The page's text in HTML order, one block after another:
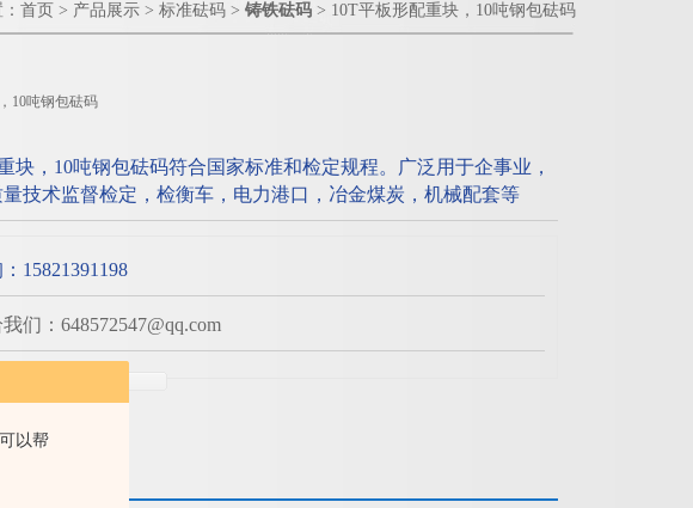
以帮
首页 > 产品展示 > 标准砝码 > 铸铁砝码 > 10T平板形配重块，10吨钢包砝码
10吨钢包砝码
块，10吨钢包砝码符合国家标准和检定规程。广泛用于企事业，
技术监督检定，检衡车，电力港口，冶金煤炭，机械配套等
15821391198
们：648572547@qq.com